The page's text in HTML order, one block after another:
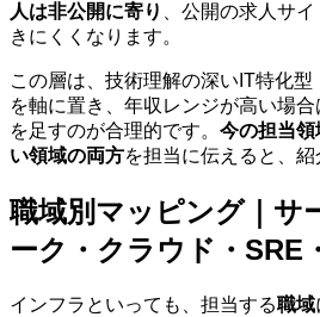
人は非公開に寄り
、公開の求人サ
きにくくなります。
この層は、技術理解の深いIT特化型
を軸に置き、年収レンジが高い場合
を足すのが合理的です。 今の担当
い領域の両方を担当に伝えると、紹
職域別マッピング｜サ
ーク・クラウド・SRE
インフラといっても、担当する職域